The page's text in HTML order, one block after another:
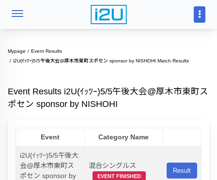
Mypage
Event Results
i2U(ｲｯﾂｰ)5/5午後大会@厚木市東町スポセン sponsor by NISHOHI Match Results
Event Results i2U(ｲｯﾂｰ)5/5午後大会@厚木市東町ス
ポセン sponsor by NISHOHI
Event Category Name
i2U(ｲｯﾂｰ)5/5午後大
会@厚木市東町ス
ポセン sponsor by
混合シングルス
EVENT FINISHED
Result